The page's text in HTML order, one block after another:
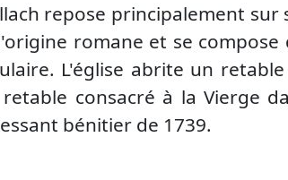
repose principalement sur
romane et se
L'église abrite un
consacré à la Vierge
bénitier de 1739.